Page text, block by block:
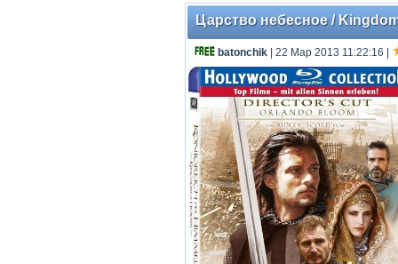
Царство небесное /
batonchik | 22 Мар 2013 11:22:16